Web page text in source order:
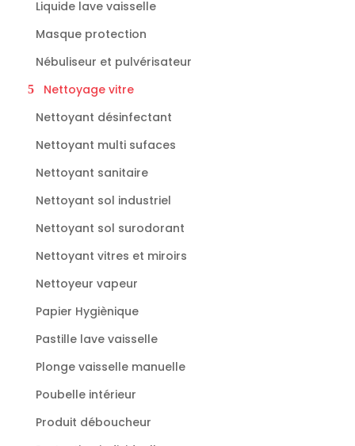
Liquide lave vaisselle
Masque protection
Nébuliseur et pulvérisateur
Nettoyage vitre
Nettoyant désinfectant
Nettoyant multi sufaces
Nettoyant sanitaire
Nettoyant sol industriel
Nettoyant sol surodorant
Nettoyant vitres et miroirs
Nettoyeur vapeur
Papier Hygiènique
Pastille lave vaisselle
Plonge vaisselle manuelle
Poubelle intérieur
Produit déboucheur